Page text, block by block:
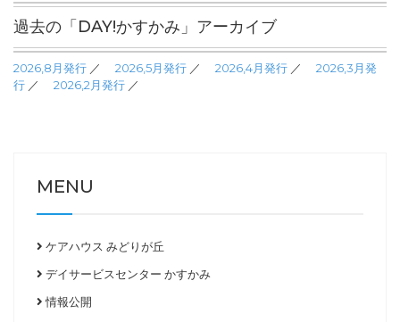
過去の「DAY!かすかみ」アーカイブ
2026,8月発行 ／ 2026,5月発行 ／ 2026,4月発行 ／ 2026,3月発
行 ／ 2026,2月発行 ／
MENU
ケアハウス みどりが丘
デイサービスセンター かすかみ
情報公開